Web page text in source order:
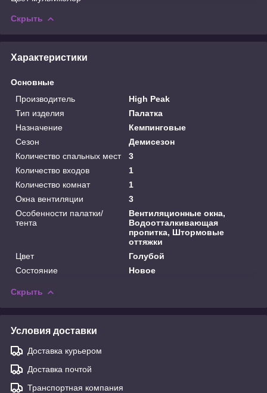
Скрыть
Характеристики
Основные
Производитель
High Peak
Тип изделия
Палатка
Назначение
Кемпинговые
Сезон
Демисезон
Количество спальных мест
3
Количество входов
1
Количество комнат
1
Окна вентиляции
3
Особенности палатки/
тента
Вентиляционные окна,
Водоотталкивающая
пропитка, Штормовые
оттяжки
Цвет
Голубой
Состояние
Новое
Скрыть
Условия доставки
Доставка курьером
Доставка почтой
Транспортная компания